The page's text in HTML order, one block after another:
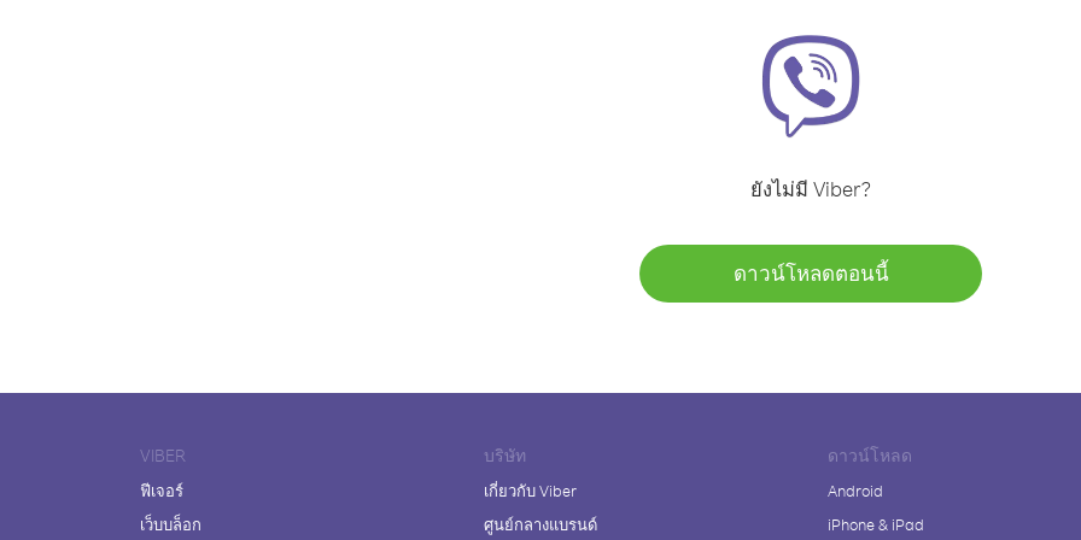
ยังไม่มี Viber?
ดาวน์โหลดตอนนี้
VIBER
ฟีเจอร์
เว็บบล็อก
บริษัท
เกี่ยวกับ Viber
ศูนย์กลางแบรนด์
ดาวน์โหลด
Android
iPhone & iPad